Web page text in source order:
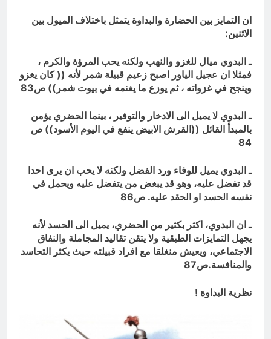
ان التمايز بين الحضارة والبداوة يتمثل باختلاف الميول بين
الاثنين:
ـ البدوي ميال للغزو والنهب ولكنه يحب المرؤة والكرم ،
فمثلا ان عجيل الياور اصبح زعيم قبيلة شمر لأنه (( كان يغزو
وينجح في غزواته ، ثم يوزع ما يغنمه في بيوت شمر)) ص83
ـ البدوي لا يميل الى الادخار والتوفير ، بينما الحضري يؤمن
بالمبدأ القائل ((القرش الابيض ينفع في اليوم الأسود)) ص
84
ـ البدوي يميل للوفاء ورد الفضل ولكنه لا يحب ان يرى احدا
قد تفضل عليه، وهو قد يبغض من يتفضل عليه ويحمل في
نفسه الحسد او الحقد عليه. ص86
ـ ان البدوي، اكثر بكثير من الحضري، يميل الى الحسد لأنه
يجهل التمايزات الطبقية ولا يتقن تقاليد المجاملة والنفاق
الاجتماعي، ويعيش منغلقا مع افراد قبيلته حيث يكثر التحاسد
والمنافسة.ص87
نظرية البداوة !